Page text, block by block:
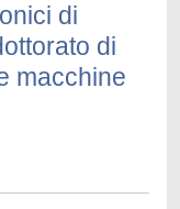
di
di
macchine